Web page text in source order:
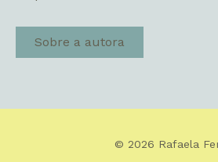
Sobre a autora
© 2026 Rafaela